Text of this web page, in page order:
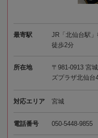
最寄駅
JR「北仙台駅
徒歩2分
所在地
〒981-0913 宮
ズプラザ北仙台
対応エリア 宮城
電話番号 050-5448-9855